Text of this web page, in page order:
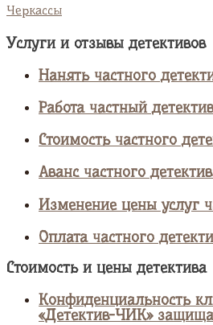
Черкассы
Услуги и отзывы детективов
Нанять частного
Работа частный детектив
Стоимость частного
Аванс частного
Изменение цены услуг
Оплата частного
Стоимость и цены детектива
Конфиденциальность
«Детектив-ЧИК»